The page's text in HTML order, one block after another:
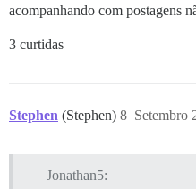
acompanhando com postagens
3 curtidas
Stephen (Stephen) Setembro
8
Jonathan5: